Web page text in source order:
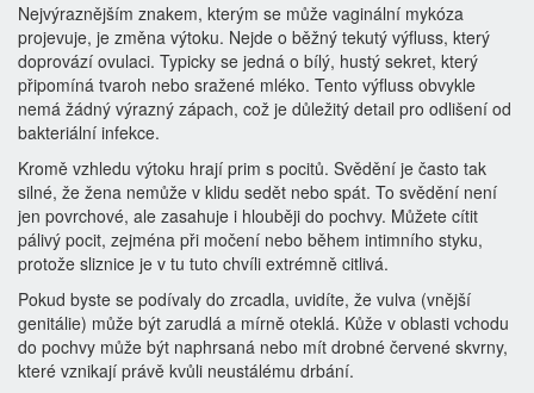
Nejvýraznějším znakem, kterým se může vaginální mykóza
projevuje, je změna výtoku. Nejde o běžný tekutý výfluss, který
doprovází ovulaci. Typicky se jedná o bílý, hustý sekret, který
připomíná tvaroh nebo sražené mléko. Tento výfluss obvykle
nemá žádný výrazný zápach, což je důležitý detail pro odlišení od
bakteriální infekce.
Kromě vzhledu výtoku hrají prim s pocitů. Svědění je často tak
silné, že žena nemůže v klidu sedět nebo spát. To svědění není
jen povrchové, ale zasahuje i hlouběji do pochvy. Můžete cítit
pálivý pocit, zejména při močení nebo během intimního styku,
protože sliznice je v tu tuto chvíli extrémně citlivá.
Pokud byste se podívaly do zrcadla, uvidíte, že vulva (vnější
genitálie) může být zarudlá a mírně oteklá. Kůže v oblasti vchodu
do pochvy může být naphrsaná nebo mít drobné červené skvrny,
které vznikají právě kvůli neustálému drbání.